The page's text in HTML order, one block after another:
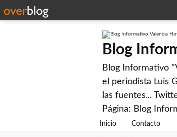
Blog
Blog Informativo
el periodista Luis
las fuentes...
Página: Blog
Inicio Contacto